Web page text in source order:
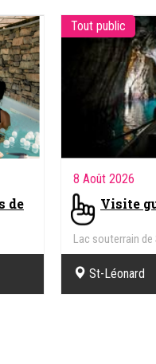
de
Tout public
8 Août 2026
Visite
Lac souterrain
St-Léonard